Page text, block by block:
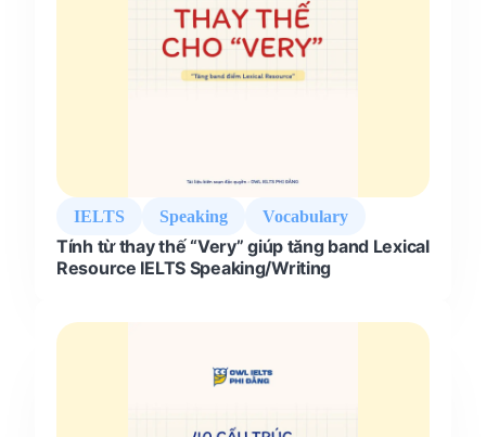
IELTS Speaking Vocabulary
Tính từ thay thế “Very” giúp tăng band Lexical
Resource IELTS Speaking/Writing